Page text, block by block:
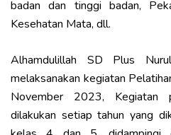
badan dan tinggi badan,
Kesehatan Mata, dll.
Alhamdulillah SD Plus
melaksanakan kegiatan
November 2023, Kegiatan
dilakukan setiap tahun yang